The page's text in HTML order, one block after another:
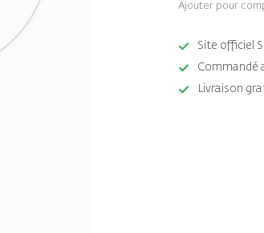
Ajouter pour
Site officiel
Commandé
Livraison